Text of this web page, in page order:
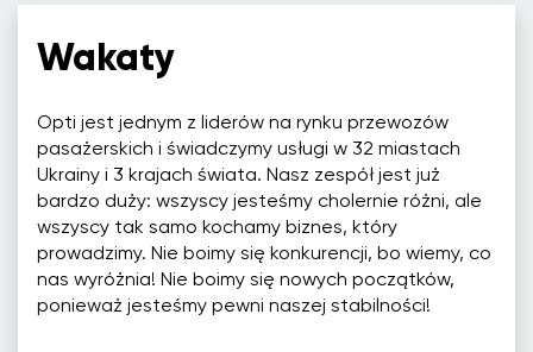
Wakaty
Opti jest jednym z liderów na rynku przewozów
pasażerskich i świadczymy usługi w 32 miastach
Ukrainy i 3 krajach świata. Nasz zespół jest już
bardzo duży: wszyscy jesteśmy cholernie różni, ale
wszyscy tak samo kochamy biznes, który
prowadzimy. Nie boimy się konkurencji, bo wiemy, co
nas wyróżnia! Nie boimy się nowych początków,
ponieważ jesteśmy pewni naszej stabilności!